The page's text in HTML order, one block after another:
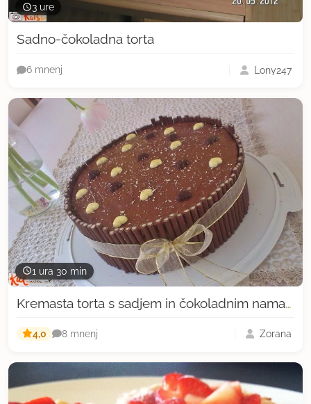
3 ure
Sadno-čokoladna torta
6 mnenj Lony247
1 ura 30 min
Kremasta torta s sadjem in čokoladnim namazom
4,0 8 mnenj Zorana